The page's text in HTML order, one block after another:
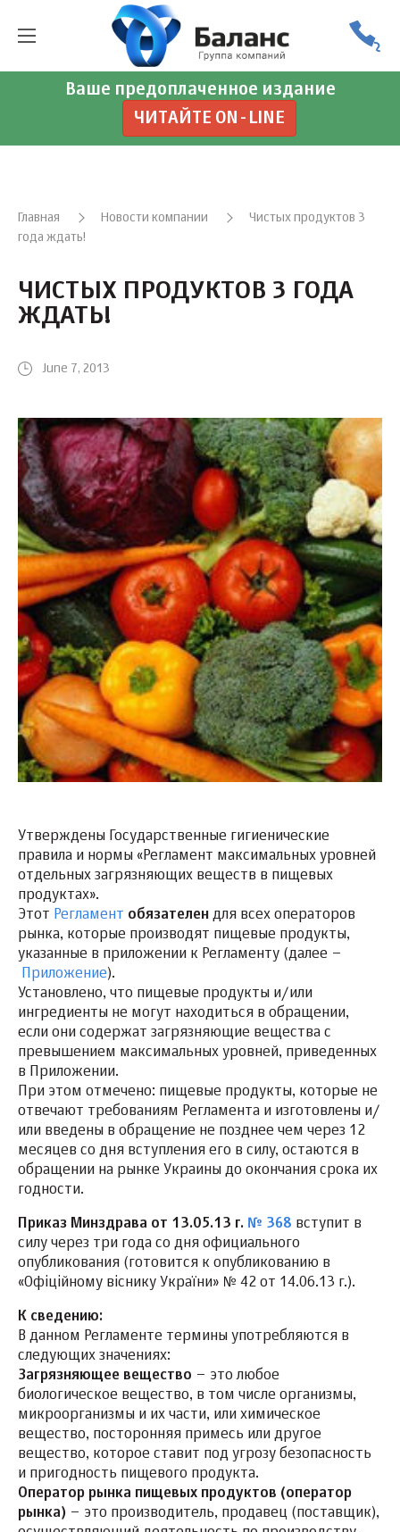
Ваше предоплаченное издание
ЧИТАЙТЕ ON-LINE
Главная Новости компании
Чистых продуктов 3
года ждать!
ЧИСТЫХ ПРОДУКТОВ 3 ГОДА
ЖДАТЬ!
June 7, 2013
Утверждены Государственные гигиенические
правила и нормы «Регламент максимальных уровней
отдельных загрязняющих веществ в пищевых
продуктах».
Этот Регламент обязателен для всех операторов
рынка, которые производят пищевые продукты,
указанные в приложении к Регламенту (далее –
Приложение).
Установлено, что пищевые продукты и/или
ингредиенты не могут находиться в обращении,
если они содержат загрязняющие вещества с
превышением максимальных уровней, приведенных
в Приложении.
При этом отмечено: пищевые продукты, которые не
отвечают требованиям Регламента и изготовлены и/
или введены в обращение не позднее чем через 12
месяцев со дня вступления его в силу, остаются в
обращении на рынке Украины до окончания срока их
годности.
Приказ Минздрава от 13.05.13 г. № 368 вступит в
силу через три года со дня официального
опубликования (готовится к опубликованию в
«Офіційному віснику України» № 42 от 14.06.13 г.).
К сведению:
В данном Регламенте термины употребляются в
следующих значениях:
Загрязняющее вещество – это любое
биологическое вещество, в том числе организмы,
микроорганизмы и их части, или химическое
вещество, посторонняя примесь или другое
вещество, которое ставит под угрозу безопасность
и пригодность пищевого продукта.
Оператор рынка пищевых продуктов (оператор
рынка) – это производитель, продавец (поставщик),